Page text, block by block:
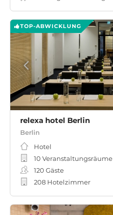
TOP-ABWICKLUNG
relexa hotel Berlin
Berlin
Hotel
10 Veranstaltungsräume
120 Gäste
208 Hotelzimmer